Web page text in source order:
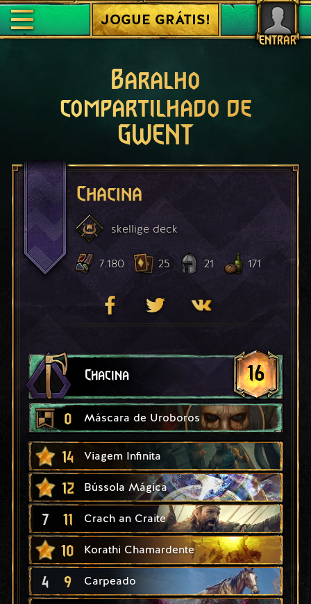
ENTRAR
JOGUE GRÁTIS!
Baralho
compartilhado de
GWENT
Chacina
skellige deck
7.180 25 21 171
Chacina 16
0 Máscara de Uroboros
14 Viagem Infinita
12 Bússola Mágica
7 11 Crach an Craite
10 Korathi Chamardente
4 9 Carpeado